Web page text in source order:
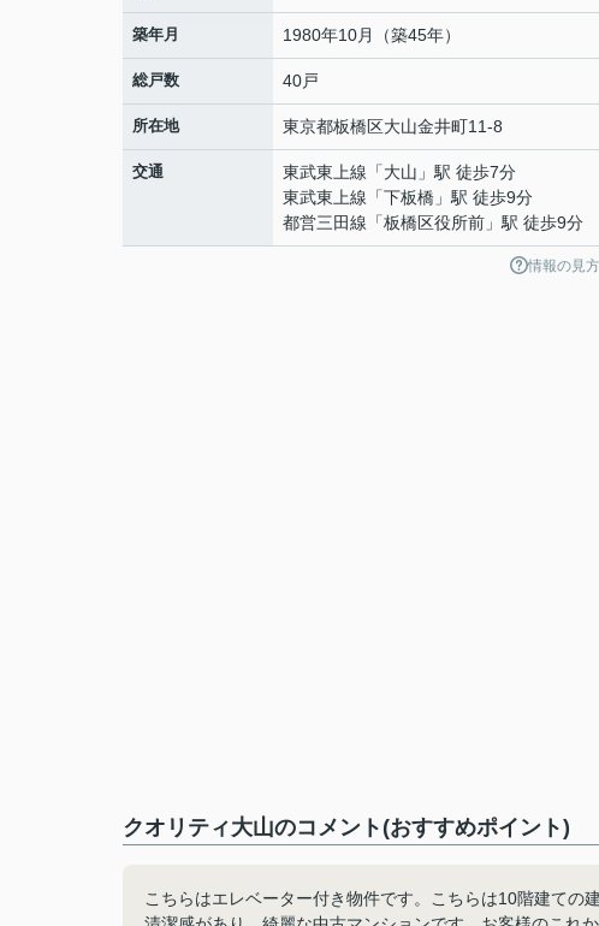
築年月 1980年10月（築45年）
総戸数 40戸
所在地 東京都板橋区大山金井町11-8
交通 東武東上線 「大山 」駅 徒歩7分
東武東上線 「下板橋 」駅 徒歩9分
都営三田線 「板橋区役所前 」駅 徒歩9分
情報の見方
クオリティ大山のコメント(おすすめポイント)
こちらはエレベーター付き物件です。こちらは10階建て